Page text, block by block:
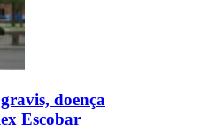
doença
Escobar